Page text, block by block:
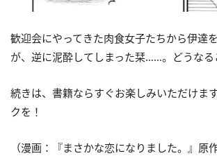
歓迎会にやってきた肉食女子たちから伊達
が、逆に泥酔してしまった栞……。どうなる
続きは、書籍ならすぐお楽しみいただけ
クを！
（漫画：『まさかな恋になりました。』原